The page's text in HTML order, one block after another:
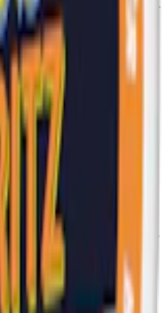
unikt vitt snus
. Smaken har
Lemon Curd som
balanseras med en
erhålls tack vare
utsidan – säkerställer att
av både nikotin och
för 'efter', vilket speglar
efter måltiden. Après
framförallt en unik
tobaksfria snus